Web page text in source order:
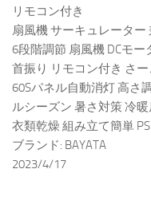
リモコン付き
扇風機 サーキュレータ
6段階調節 扇風機 DCモ
首振り リモコン付き さ
60Sパネル自動消灯 高さ
ルシーズン 暑さ対策 冷
衣類乾燥 組み立て簡単
ブランド: BAYATA
2023/4/17